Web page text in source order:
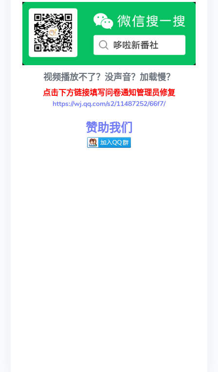
视频播放不了？没声音？加载慢？
点击下方链接填写问卷通知管理员修复
https://wj.qq.com/s2/11487252/66f7/
赞助我们